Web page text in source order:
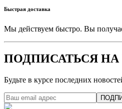
Быстрая доставка
Мы действуем быстро. Вы
ПОДПИСАТЬСЯ
Будьте в курсе последних